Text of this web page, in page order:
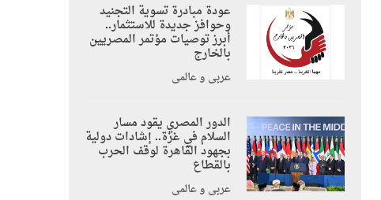
عودة مبادرة تسوية التجنيد
وحوافز جديدة للاستثمار..
أبرز توصيات مؤتمر المصريين
بالخارج
عربي و عالمي
الدور المصري يقود مسار
السلام في غزة.. إشادات دولية
بجهود القاهرة لوقف الحرب
بالقطاع
عربي و عالمي